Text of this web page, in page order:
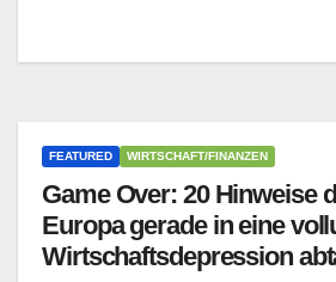
FEATURED WIRTSCHAFT/FINANZEN
Game Over: 20 Hinweise
Europa gerade in eine
Wirtschaftsdepression